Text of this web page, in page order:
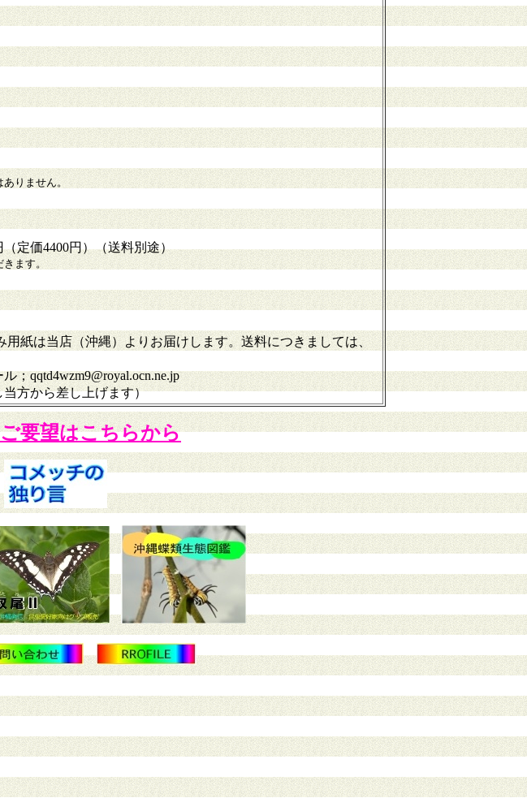
ありません。
定価4400円）（送料別途）
ます。
紙は当店（沖縄）よりお届けします。送料につきましては、
qqtd4wzm9@royal.ocn.ne.jp
方から差し上げます）
要望はこちらから